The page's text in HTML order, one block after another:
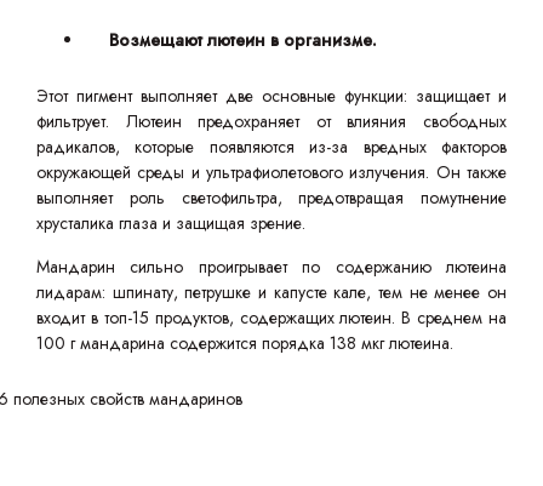
Возмещают лютеин в организме.
Этот пигмент выполняет две основные функции: защищает и
фильтрует. Лютеин предохраняет от влияния свободных
радикалов, которые появляются из-за вредных факторов
окружающей среды и ультрафиолетового излучения. Он также
выполняет роль светофильтра, предотвращая помутнение
хрусталика глаза и защищая зрение.
Мандарин сильно проигрывает по содержанию лютеина
лидарам: шпинату, петрушке и капусте кале, тем не менее он
входит в топ-15 продуктов, содержащих лютеин. В среднем на
100 г мандарина содержится порядка 138 мкг лютеина.